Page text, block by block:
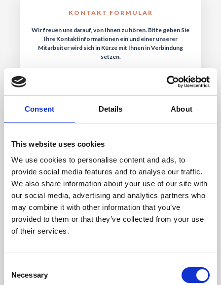
Consent Details About
This website uses cookies
We use cookies to personalise content and ads, to
provide social media features and to analyse our traffic.
We also share information about your use of our site with
our social media, advertising and analytics partners who
may combine it with other information that you’ve
provided to them or that they’ve collected from your use
of their services.
Selection
Necessary
KONTAKT FORMULAR
Wir freuen uns darauf, von Ihnen zu hören. Bitte geben Sie
Ihre Kontaktinformationen ein und einer unserer
Mitarbeiter wird sich in Kürze mit Ihnen in Verbindung
setzen.
Ihre Daten werden auf dem E-Mail-Server gespeichert und
ausschließlich für die Kommunikation mit Ihnen bezüglich
der übermittelten Anfrage verwendet und ohne Ihre